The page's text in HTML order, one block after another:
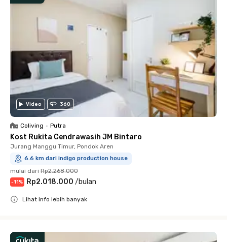
Video 360
Coliving • Putra
Kost Rukita Cendrawasih JM Bintaro
Jurang Manggu Timur, Pondok Aren
6.6 km dari indigo production house
mulai dari Rp2.268.000
-11% Rp2.018.000 /bulan
Lihat info lebih banyak